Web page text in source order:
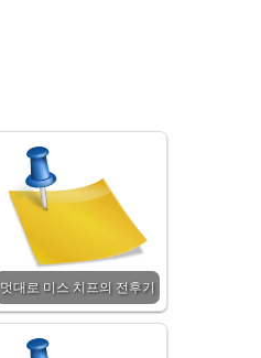
멋대로 미스 치프의 전후기